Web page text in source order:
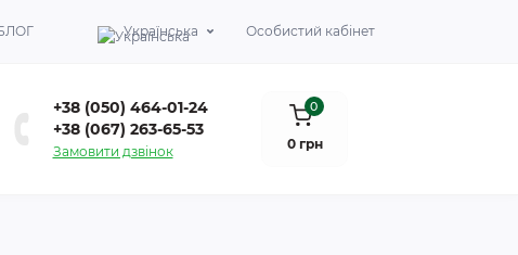
Українська Особистий кабінет
+38 (050) 464-01-24
+38 (067) 263-65-53
Замовити дзвінок
0
0 грн